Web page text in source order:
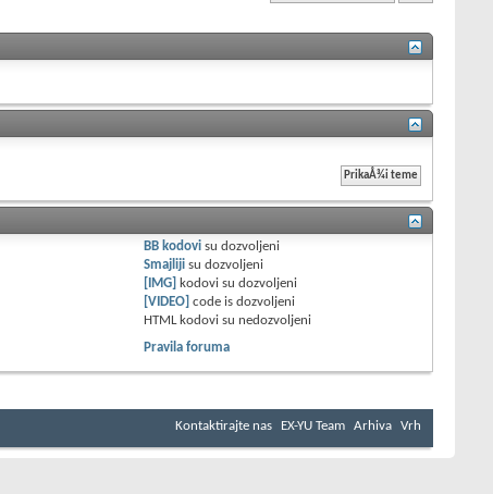
BB kodovi sudozvoljeni
Smajliji sudozvoljeni
[IMG] kodovi sudozvoljeni
[VIDEO] code isdozvoljeni
HTML kodovi su nedozvoljeni
Pravila foruma
Kontaktirajte nas EX-YU Team Arhiva Vrh